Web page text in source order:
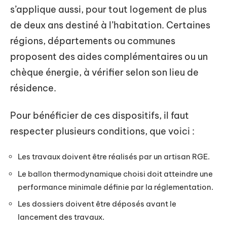
s’applique aussi, pour tout logement de plus
de deux ans destiné à l’habitation. Certaines
régions, départements ou communes
proposent des aides complémentaires ou un
chèque énergie, à vérifier selon son lieu de
résidence.
Pour bénéficier de ces dispositifs, il faut
respecter plusieurs conditions, que voici :
Les travaux doivent être réalisés par un artisan RGE.
Le ballon thermodynamique choisi doit atteindre une
performance minimale définie par la réglementation.
Les dossiers doivent être déposés avant le
lancement des travaux.